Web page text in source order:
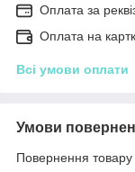
Оплата за
Оплата на
Всі умови оплати
Умови
Повернення